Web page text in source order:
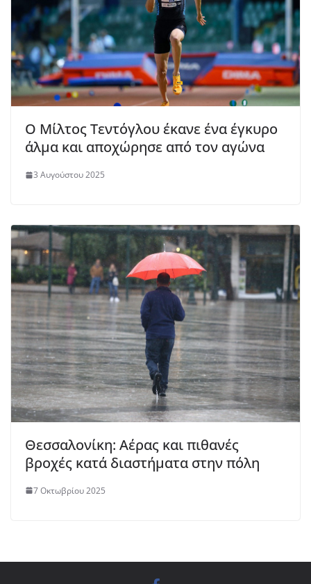
Ο Μίλτος Τεντόγλου έκανε ένα έγκυρο
άλμα και αποχώρησε από τον αγώνα
3 Αυγούστου 2025
Θεσσαλονίκη: Αέρας και πιθανές
βροχές κατά διαστήματα στην πόλη
7 Οκτωβρίου 2025